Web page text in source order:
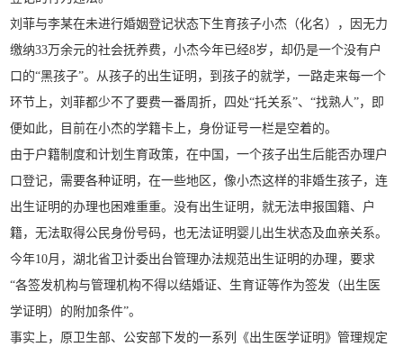
刘菲与李某在未进行婚姻登记状态下生育孩子小杰（化名），因无力
缴纳33万余元的社会抚养费，小杰今年已经8岁，却仍是一个没有户
口的“黑孩子”。从孩子的出生证明，到孩子的就学，一路走来每一个
环节上，刘菲都少不了要费一番周折，四处“托关系”、“找熟人”，即
便如此，目前在小杰的学籍卡上，身份证号一栏是空着的。
由于户籍制度和计划生育政策，在中国，一个孩子出生后能否办理户
口登记，需要各种证明，在一些地区，像小杰这样的非婚生孩子，连
出生证明的办理也困难重重。没有出生证明，就无法申报国籍、户
籍，无法取得公民身份号码，也无法证明婴儿出生状态及血亲关系。
今年10月，湖北省卫计委出台管理办法规范出生证明的办理，要求
“各签发机构与管理机构不得以结婚证、生育证等作为签发（出生医
学证明）的附加条件”。
事实上，原卫生部、公安部下发的一系列《出生医学证明》管理规定